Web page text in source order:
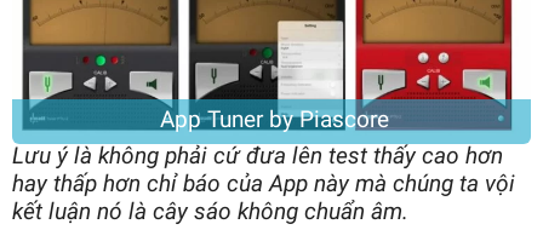
App Tuner by Piascore
Lưu ý là không phải cứ đưa lên test thấy cao hơn
hay thấp hơn chỉ báo của App này mà chúng ta vội
kết luận nó là cây sáo không chuẩn âm.